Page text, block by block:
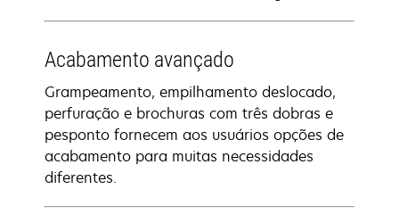
Acabamento avançado
Grampeamento, empilhamento deslocado,
perfuração e brochuras com três dobras e
pesponto fornecem aos usuários opções de
acabamento para muitas necessidades
diferentes.